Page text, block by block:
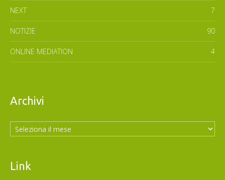
NEXT 7
NOTIZIE 90
ONLINE MEDIATION 4
Archivi
Archivi
Link